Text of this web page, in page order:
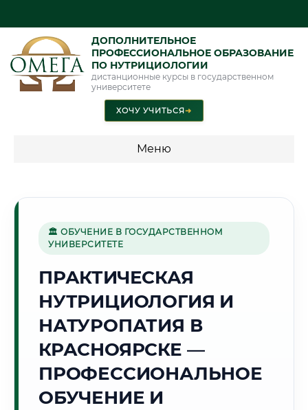
ДОПОЛНИТЕЛЬНОЕ
ПРОФЕССИОНАЛЬНОЕ ОБРАЗОВАНИЕ
ПО НУТРИЦИОЛОГИИ
дистанционные курсы в государственном
университете
ХОЧУ УЧИТЬСЯ➜
Меню
🌲
Г. КРАСНОЯРСК
Точное местное время:
18:30:22
2026 г.
Погода в г. Красноярск:
🏛 ОБУЧЕНИЕ В ГОСУДАРСТВЕННОМ
УНИВЕРСИТЕТЕ
ПРАКТИЧЕСКАЯ
НУТРИЦИОЛОГИЯ И
НАТУРОПАТИЯ В
КРАСНОЯРСКЕ —
ПРОФЕССИОНАЛЬНОЕ
ОБУЧЕНИЕ И